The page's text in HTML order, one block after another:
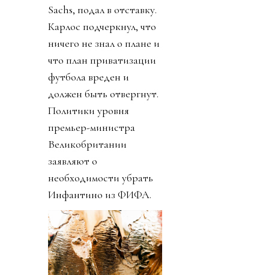
Sachs, подал в отставку.
Карлос подчеркнул, что
ничего не знал о плане и
что план приватизации
футбола вреден и
должен быть отвергнут.
Политики уровня
премьер-министра
Великобритании
заявляют о
необходимости убрать
Инфантино из ФИФА.